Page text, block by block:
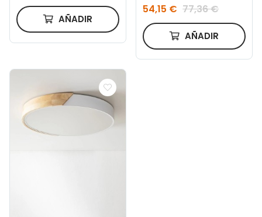
AÑADIR
54,15 € 77,36 €
AÑADIR